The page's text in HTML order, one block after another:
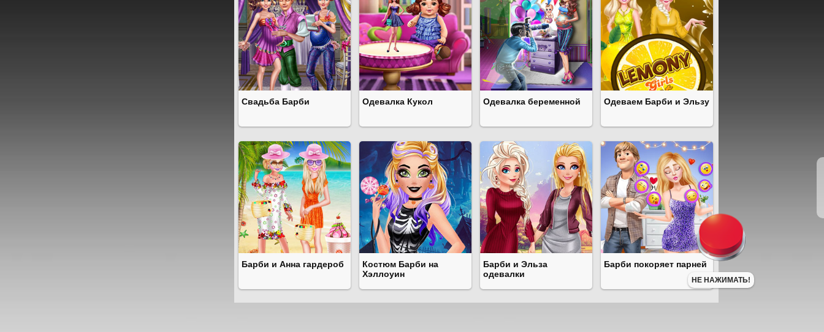
Свадьба Барби Одевалка Кукол Одевалка беременной Одеваем Барби и Эльзу
Барби и Анна гардероб
Костюм Барби на
Хэллоуин
Барби и Эльза
одевалки
Барби покоряет парней
НЕ НАЖИМАТЬ!